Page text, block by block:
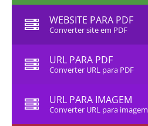
WEBSITE PARA PDF
Converter site em PDF
URL PARA PDF
Converter URL para PDF
URL PARA IMAGEM
Converter URL para imagem